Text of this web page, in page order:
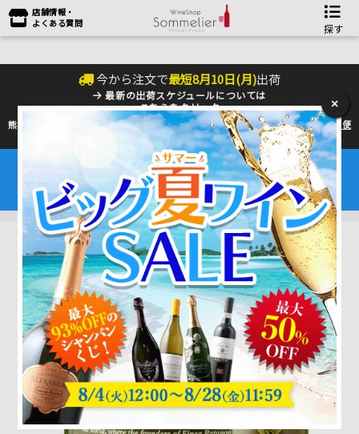
店舗情報・
よくある質問
探す
今から注文で最短8月10日(月)出荷
最新の出荷スケジュールについては
こちらをクリック
熊本地震の影響により九州への配送に遅れが生じております。最新情報は佐川急便
のHP
をご確認下さい。
夏季の配送は『クール便』のご利用をお勧めいたします。
ワインは25℃以上で劣化するデリケートな商品です。
6～9月はワインを守るためにも是非ご利用ください。
×